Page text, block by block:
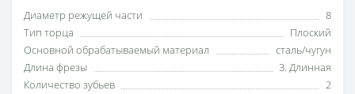
Диаметр режущей части
8
Тип торца
Плоский
Основной обрабатываемый материал
сталь/чугун
Длина фрезы
3. Длинная
Количество зубьев
2